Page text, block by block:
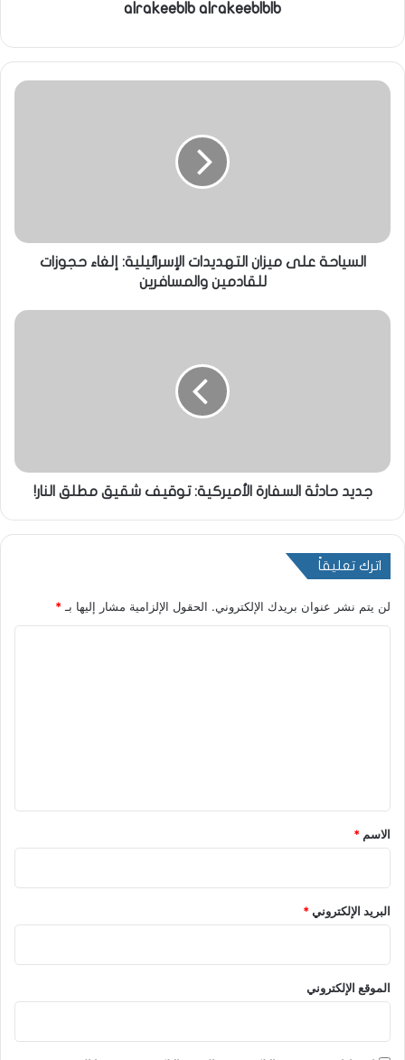
alrakeeblb alrakeeblblb
السياحة على ميزان التهديدات الإسرائيلية: إلغاء حجوزات
للقادمين والمسافرين
جديد حادثة السفارة الأميركية: توقيف شقيق مطلق النار!
اترك تعليقاً
لن يتم نشر عنوان بريدك الإلكتروني. الحقول الإلزامية مشار إليها بـ*
*
الاسم *
البريد الإلكتروني*
الموقع الإلكتروني